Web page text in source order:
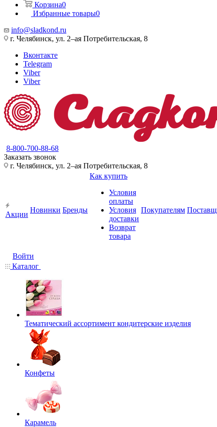
Корзина0
Избранные товары0
info@sladkond.ru
г. Челябинск, ул. 2–ая Потребительская, 8
Вконтакте
Telegram
Viber
Viber
8-800-700-88-68
Заказать звонок
г. Челябинск, ул. 2–ая Потребительская, 8
Акции
Новинки Бренды
Как купить
Условия
оплаты
Условия
доставки
Возврат
товара
Покупателям
Войти
Каталог
Тематический ассортимент кондитерские изделия
Конфеты
Карамель